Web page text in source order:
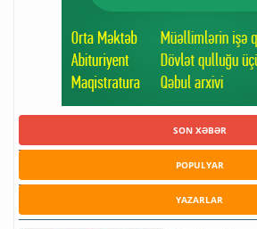
SON XƏBƏR
POPULYAR
YAZARLAR